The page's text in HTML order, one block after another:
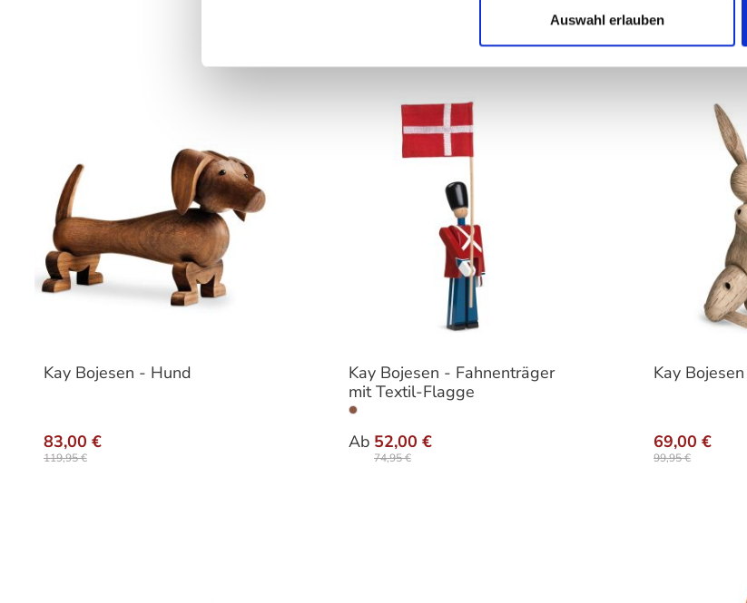
Auswahl erlauben
Kay Bojesen - Hund
83,00 €
119,95 €
Kay Bojesen - Fahnenträger
mit Textil-Flagge
Ab 52,00 €
74,95 €
Kay
69,00 €
99,95 €